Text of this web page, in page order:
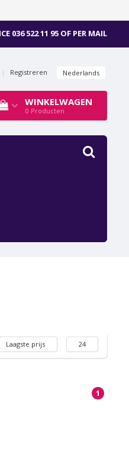
036 522 11 95 OF PER MAIL
| Registreren Nederlands
WINKELWAGEN
0 Producten
Laagste prijs 24
1